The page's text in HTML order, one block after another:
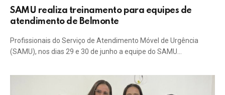
SAMU realiza treinamento para equipes de
atendimento de Belmonte
Profissionais do Serviço de Atendimento Móvel de Urgência
(SAMU), nos dias 29 e 30 de junho a equipe do SAMU…